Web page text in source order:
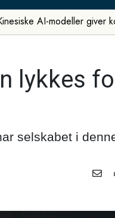
AI-modeller giver
lykkes
selskabet i